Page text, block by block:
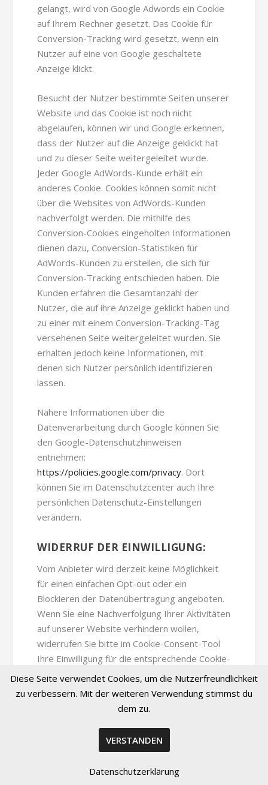
gelangt, wird von Google Adwords ein Cookie
auf Ihrem Rechner gesetzt. Das Cookie für
Conversion-Tracking wird gesetzt, wenn ein
Nutzer auf eine von Google geschaltete
Anzeige klickt.
Besucht der Nutzer bestimmte Seiten unserer
Website und das Cookie ist noch nicht
abgelaufen, können wir und Google erkennen,
dass der Nutzer auf die Anzeige geklickt hat
und zu dieser Seite weitergeleitet wurde.
Jeder Google AdWords-Kunde erhält ein
anderes Cookie. Cookies können somit nicht
über die Websites von AdWords-Kunden
nachverfolgt werden. Die mithilfe des
Conversion-Cookies eingeholten Informationen
dienen dazu, Conversion-Statistiken für
AdWords-Kunden zu erstellen, die sich für
Conversion-Tracking entschieden haben. Die
Kunden erfahren die Gesamtanzahl der
Nutzer, die auf ihre Anzeige geklickt haben und
zu einer mit einem Conversion-Tracking-Tag
versehenen Seite weitergeleitet wurden. Sie
erhalten jedoch keine Informationen, mit
denen sich Nutzer persönlich identifizieren
lassen.
Nähere Informationen über die
Datenverarbeitung durch Google können Sie
den Google-Datenschutzhinweisen
entnehmen:
https://policies.google.com/privacy. Dort
können Sie im Datenschutzcenter auch Ihre
persönlichen Datenschutz-Einstellungen
verändern.
WIDERRUF DER EINWILLIGUNG:
Vom Anbieter wird derzeit keine Möglichkeit
für einen einfachen Opt-out oder ein
Blockieren der Datenübertragung angeboten.
Wenn Sie eine Nachverfolgung Ihrer Aktivitäten
auf unserer Website verhindern wollen,
widerrufen Sie bitte im Cookie-Consent-Tool
Ihre Einwilligung für die entsprechende Cookie-
Kategorie oder alle technisch nicht
notwendigen Cookies und
Datenübertragungen. In diesem Fall können Sie
eingeschränkt nutzen.
Diese Seite verwendet Cookies, um die Nutzerfreundlichkeit
zu verbessern. Mit der weiteren Verwendung stimmst du
dem zu.
VERSTANDEN
Datenschutzerklärung